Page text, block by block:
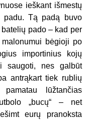
ieškant išmestų
padu. Tą padą buvo
pado – kad per
bėgioji po
importinius kojų
saugoti, nes galbūt
antrąkart tiek rublių
lūžtančias
„bucų“ – net
eurų pranoksta